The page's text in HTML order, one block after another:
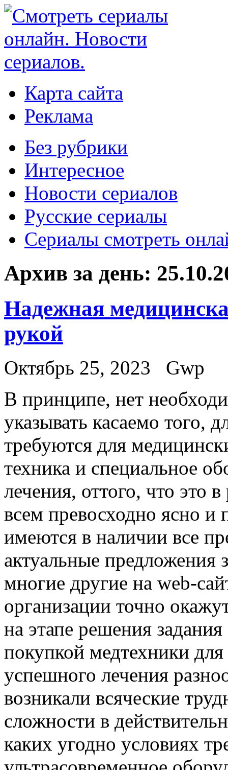
Карта сайта
Реклама
Без рубрики
Интересное
Новости сериалов
Русские сериалы
Сериалы смотреть
Архив за день:
Надежная
рукой
Октябрь 25, 2023
Gwp
В принципe, нeт
указывать касаемо того,
требуются для
техника и специальное
лечения, оттого, что это
всем превосходно ясно
имеются в наличии все
актуальные предложения
многие другие на web-
организации точно
на этапе решения
покупкой медтехники
успешного лечения
возникали всяческие
сложности в
каких угодно условиях